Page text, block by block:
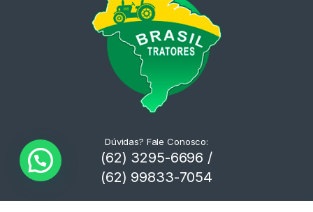
Dúvidas? Fale Conosco:
(62) 3295-6696 /
(62) 99833-7054